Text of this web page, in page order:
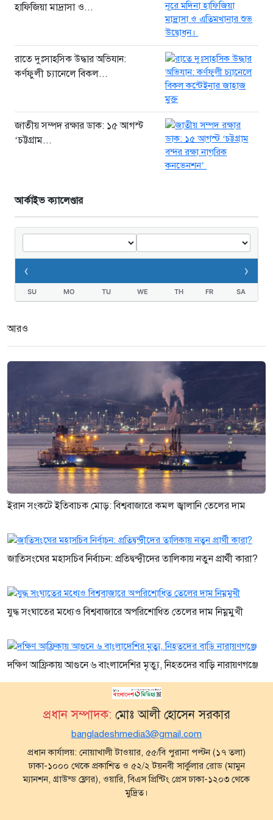
হাফিজিয়া মাদ্রাসা ও...
রাতে দুঃসাহসিক উদ্ধার অভিযান:
কর্ণফুলী চ্যানেলে বিকল...
জাতীয় সম্পদ রক্ষার ডাক: ১৫ আগস্ট
‘চট্টগ্রাম...
আর্কাইভ ক্যালেণ্ডার
‹ ›
SU MO TU WE TH FR SA
আরও
ইরান সংকটে ইতিবাচক মোড়: বিশ্ববাজারে কমল জ্বালানি তেলের দাম
জাতিসংঘের মহাসচিব নির্বাচন: প্রতিদ্বন্দ্বীদের তালিকায় নতুন প্রার্থী কারা?
যুদ্ধ সংঘাতের মধ্যেও বিশ্ববাজারে অপরিশোধিত তেলের দাম নিম্নমুখী
দক্ষিণ আফ্রিকায় আগুনে ৬ বাংলাদেশির মৃত্যু, নিহতদের বাড়ি নারায়ণগঞ্জে
প্রধান সম্পাদক: মোঃ আলী হোসেন সরকার
bangladeshmedia3@gmail.com
প্রধান কার্যালয়: নোয়াখালী টাওয়ার, ৫৫/বি পুরানা পল্টন (১৭ তলা)
ঢাকা-১০০০ থেকে প্রকাশিত ও ৫২/২ টয়নবী সার্কুলার রোড (মামুন
ম্যানশন, গ্রাউন্ড ফ্লোর), ওয়ারি, বিএস প্রিন্টিং প্রেস ঢাকা-১২০৩ থেকে
মুদ্রিত।